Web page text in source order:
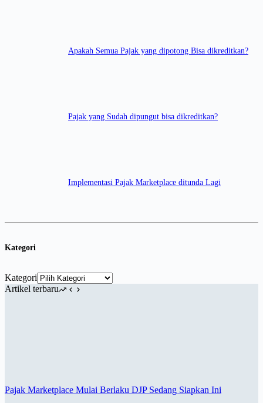
Apakah Semua Pajak yang dipotong Bisa dikreditkan?
Pajak yang Sudah dipungut bisa dikreditkan?
Implementasi Pajak Marketplace ditunda Lagi
Kategori
Kategori
Artikel terbaru
Pajak Marketplace Mulai Berlaku DJP Sedang Siapkan Ini